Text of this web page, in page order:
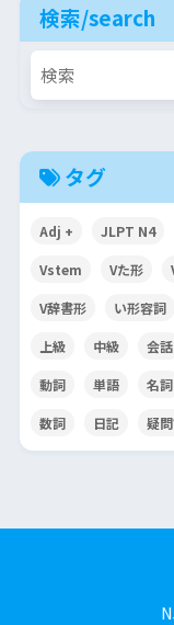
検索/search
タグ
Adj + JLPT N4
Vstem Vた形
V辞書形 い形容詞
上級 中級 会話
動詞 単語 名詞
数詞 日記 疑